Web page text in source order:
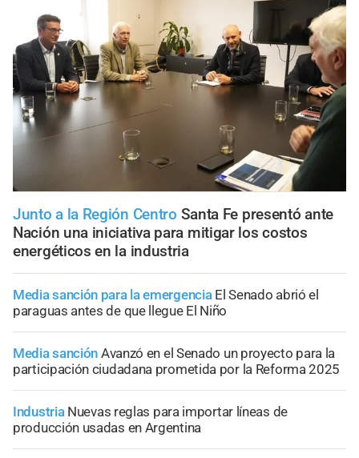
Junto a la Región Centro Santa Fe presentó ante
Nación una iniciativa para mitigar los costos
energéticos en la industria
Media sanción para la emergencia El Senado abrió el
paraguas antes de que llegue El Niño
Media sanción Avanzó en el Senado un proyecto para la
participación ciudadana prometida por la Reforma 2025
Industria Nuevas reglas para importar líneas de
producción usadas en Argentina